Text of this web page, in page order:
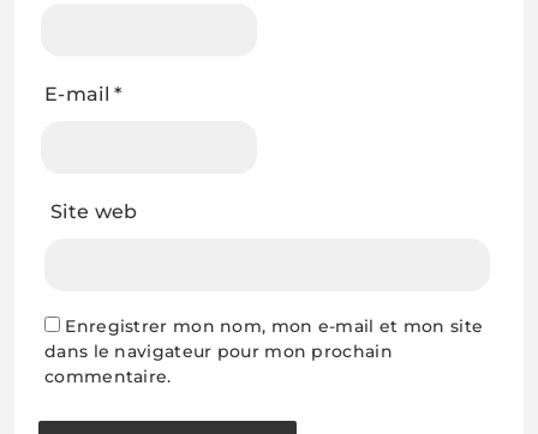
E-mail*
Site web
Enregistrer mon nom, mon e-mail et mon site
dans le navigateur pour mon prochain
commentaire.